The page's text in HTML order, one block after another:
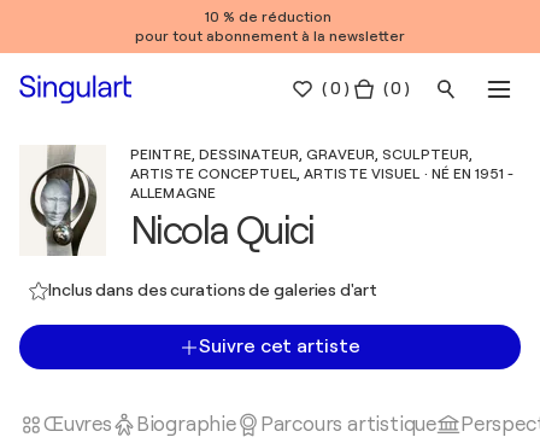
10 % de réduction
pour tout abonnement à la newsletter
(0 ) ( 0 )
PEINTRE, DESSINATEUR, GRAVEUR, SCULPTEUR,
ARTISTE CONCEPTUEL, ARTISTE VISUEL · NÉ EN 1951 -
ALLEMAGNE
Nicola Quici
Inclus dans des curations de galeries d'art
Suivre cet artiste
Œuvres Biographie Parcours artistique